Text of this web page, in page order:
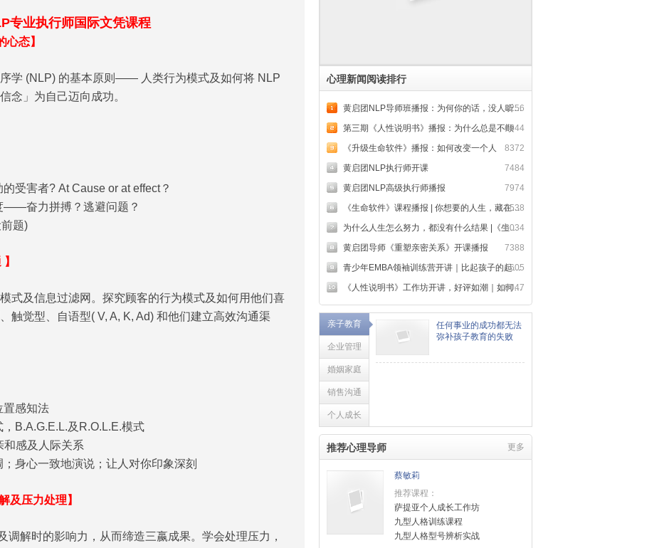
专业执行师国际文凭课程
态】
学 (NLP) 的基本原则—— 人类行为模式及如何将 NLP
念」为自己迈向成功。
害者? At Cause or at effect？
奋力拼搏？逃避问题？
题)
式及信息过滤网。探究顾客的行为模式及如何用他们喜
触觉型、自语型( V, A, K, Ad) 和他们建立高效沟通渠
感知法
B.A.G.E.L.及R.O.L.E.模式
感及人际关系
身心一致地演说；让人对你印象深刻
及压力处理】
调解时的影响力，从而缔造三嬴成果。学会处理压力，
心理新闻阅读排行
黄启团NLP导师班播报：为何你的话，没人听得进去8256
第三期《人性说明书》播报：为什么总是不顺6944
《升级生命软件》播报：如何改变一个人
8372
黄启团NLP执行师开课
7484
黄启团NLP高级执行师播报
7974
《生命软件》课程播报 | 你想要的人生，藏在大脑软件里7538
为什么人生怎么努力，都没有什么结果 |《生命软件》课程播报6034
黄启团导师《重塑亲密关系》开课播报
7388
青少年EMBA领袖训练营开讲｜比起孩子的起点，更重要的是成长方向6605
《人性说明书》工作坊开讲，好评如潮｜如何用心理学，读懂人性规律8047
亲子教育
企业管理
婚姻家庭
销售沟通
个人成长
任何事业的成功都无法
弥补孩子教育的失败
推荐心理导师 更多
蔡敏莉
推荐课程：
萨提亚个人成长工作坊
九型人格训练课程
九型人格型号辨析实战